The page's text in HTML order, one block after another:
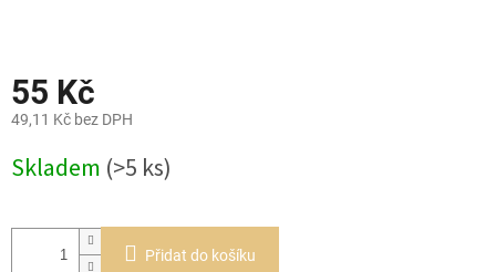
55 Kč
49,11 Kč bez DPH
cena:
Skladem (>5 ks)
Přidat do košíku